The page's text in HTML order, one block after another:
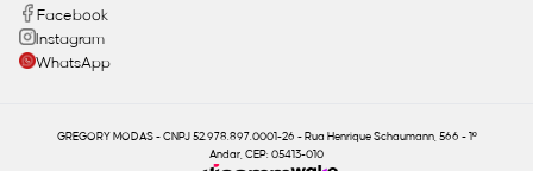
Facebook
Instagram
WhatsApp
GREGORY MODAS - CNPJ 52.978.897.0001-26 - Rua Henrique Schaumann, 566 - 1º
Andar, CEP: 05413-010